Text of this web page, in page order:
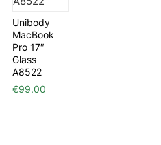
Unibody
MacBook
Pro 17″
Glass
A8522
€99.00